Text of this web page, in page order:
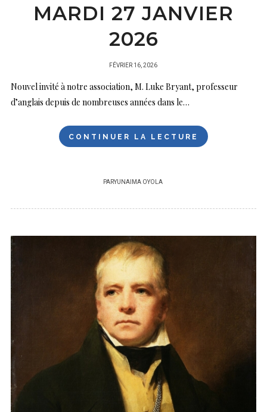
MARDI 27 JANVIER
2026
PUBLIÉ
FÉVRIER 16, 2026
Nouvel invité à notre association, M. Luke Bryant, professeur
d’anglais depuis de nombreuses années dans le…
CONTINUER LA LECTURE
PARYUNAIMA OYOLA